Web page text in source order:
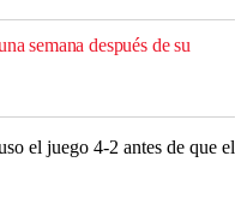
semana después de su
el juego 4-2 antes de que el